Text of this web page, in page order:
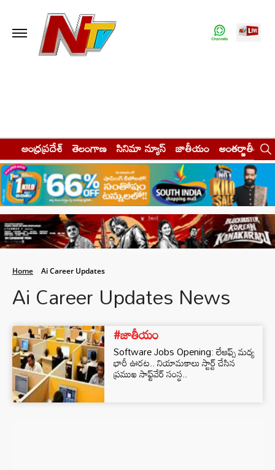
ఆంధ్రప్రదేశ్ తెలంగాణ సినిమా న్యూస్ జాతీయం అంతర్జాతీయం
Home Ai Career Updates
Ai Career Updates News
#జాతీయం
Software Jobs Opening: లేఆఫ్స్ మధ్య
భారీ ఊరట.. నియామకాలు స్టార్ట్ చేసిన
ప్రముఖ సాఫ్ట్‌వేర్ సంస్థ..